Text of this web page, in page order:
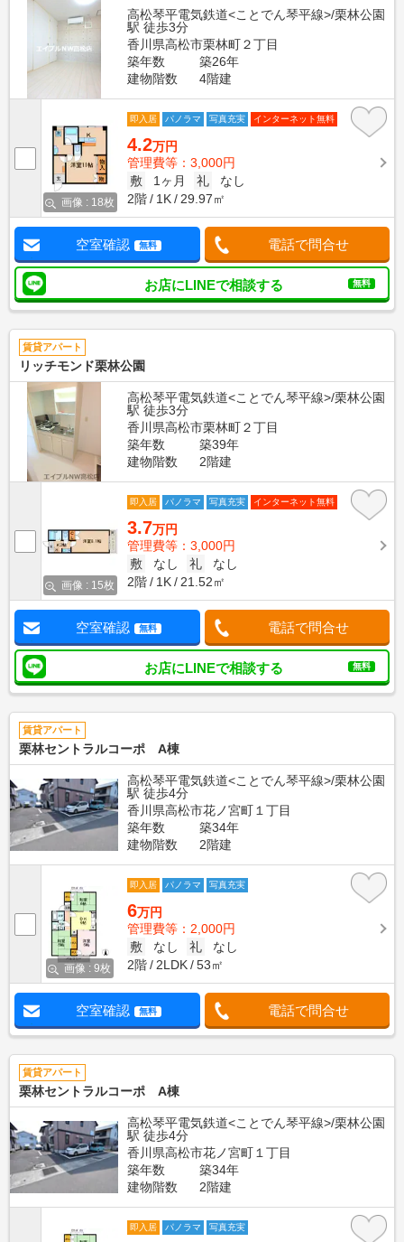
高松琴平電気鉄道<ことでん琴平線>/栗林公園
駅 徒歩3分
香川県高松市栗林町２丁目
築年数
築26年
建物階数
4階建
画像 : 18枚
即入居 パノラマ 写真充実 インターネット無料
4.2万円
管理費等：3,000円
敷
1ヶ月 礼
なし
2階
1K 29.97㎡
空室確認 無料 電話で問合せ
お店にLINEで相談する 無料
賃貸アパート
リッチモンド栗林公園
高松琴平電気鉄道<ことでん琴平線>/栗林公園
駅 徒歩3分
香川県高松市栗林町２丁目
築年数
築39年
建物階数
2階建
画像 : 15枚
即入居 パノラマ 写真充実 インターネット無料
3.7万円
管理費等：3,000円
敷
なし 礼
なし
2階
1K 21.52㎡
空室確認 無料 電話で問合せ
お店にLINEで相談する 無料
賃貸アパート
栗林セントラルコーポ A棟
高松琴平電気鉄道<ことでん琴平線>/栗林公園
駅 徒歩4分
香川県高松市花ノ宮町１丁目
築年数
築34年
建物階数
2階建
画像 : 9枚
即入居 パノラマ 写真充実
6万円
管理費等：2,000円
敷
なし 礼
なし
2階
2LDK 53㎡
空室確認 無料 電話で問合せ
賃貸アパート
栗林セントラルコーポ A棟
高松琴平電気鉄道<ことでん琴平線>/栗林公園
駅 徒歩4分
香川県高松市花ノ宮町１丁目
築年数
築34年
建物階数
2階建
即入居 パノラマ 写真充実